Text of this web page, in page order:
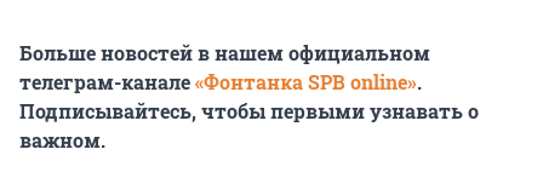
Больше новостей в нашем официальном
телеграм-канале«Фонтанка SPB online».
Подписывайтесь, чтобы первыми узнавать о
важном.